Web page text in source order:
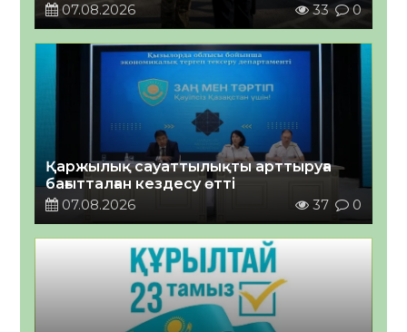
07.08.2026
33 0
Қаржылық сауаттылықты арттыруға
бағытталған кездесу өтті
07.08.2026
37 0